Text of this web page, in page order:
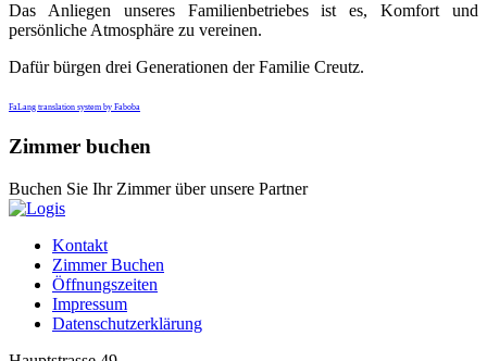
Das Anliegen unseres Familienbetriebes ist es, Komfort und
persönliche Atmosphäre zu vereinen.
Dafür bürgen drei Generationen der Familie Creutz.
FaLang translation system by Faboba
Zimmer buchen
Buchen Sie Ihr Zimmer über unsere Partner
Kontakt
Zimmer Buchen
Öffnungszeiten
Impressum
Datenschutzerklärung